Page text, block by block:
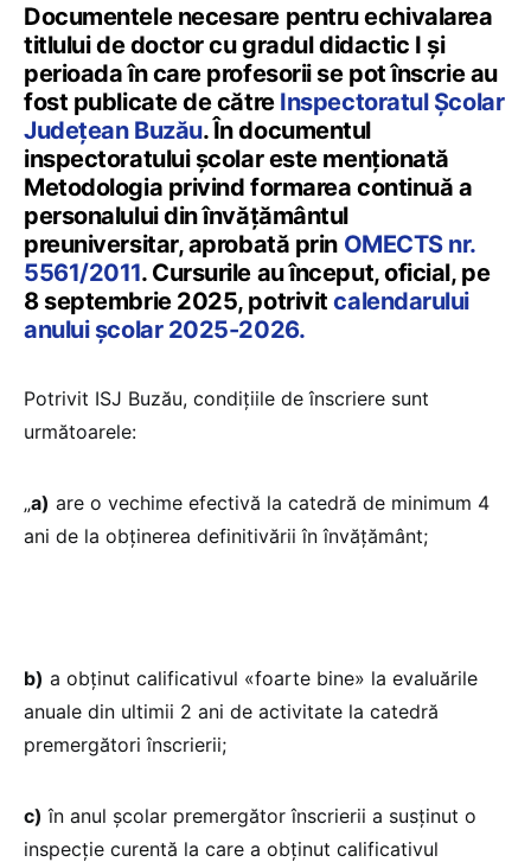
Documentele necesare pentru echivalarea
titlului de doctor cu gradul didactic I și
perioada în care profesorii se pot înscrie au
fost publicate de către Inspectoratul Școlar
Județean Buzău. În documentul
inspectoratului școlar este menționată
Metodologia privind formarea continuă a
personalului din învăţământul
preuniversitar, aprobată prin OMECTS nr.
5561/2011. Cursurile au început, oficial, pe
8 septembrie 2025, potrivitcalendarului
anului școlar 2025-2026.
Potrivit ISJ Buzău, condițiile de înscriere sunt
următoarele:
„a) are o vechime efectivă la catedră de minimum 4
ani de la obținerea definitivării în învățământ;
b) a obținut calificativul «foarte bine» la evaluările
anuale din ultimii 2 ani de activitate la catedră
premergători înscrierii;
c) în anul școlar premergător înscrierii a susținut o
inspecție curentă la care a obținut calificativul